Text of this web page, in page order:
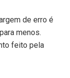
de erro é
menos.
feito pela